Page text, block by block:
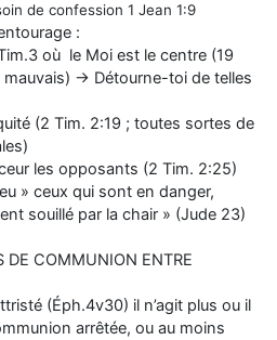
de confession 1 Jean 1:9
:
où le Moi est le centre (19
→ Détourne-toi de telles
(2 Tim. 2:19 ; toutes sortes de
les opposants (2 Tim. 2:25)
» ceux qui sont en danger,
souillé par la chair » (Jude 23)
DE COMMUNION ENTRE
(Éph.4v30) il n’agit plus ou il
arrêtée, ou au moins